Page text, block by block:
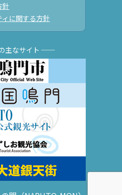
針
に関する方針
主なサイト ──